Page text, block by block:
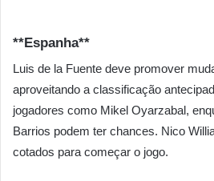
**Espanha**
Luis de la Fuente deve promover
aproveitando a classificação
jogadores como Mikel Oyarzabal,
Barrios podem ter chances. Nico
cotados para começar o jogo.